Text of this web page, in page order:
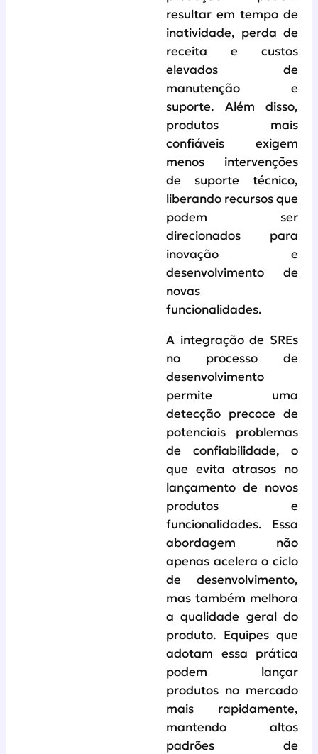
resultar em tempo de
inatividade, perda de
receita e custos
elevados de
manutenção e
suporte. Além disso,
produtos mais
confiáveis exigem
menos intervenções
de suporte técnico,
liberando recursos que
podem ser
direcionados para
inovação e
desenvolvimento de
novas
funcionalidades.
A integração de SREs
no processo de
desenvolvimento
permite uma
detecção precoce de
potenciais problemas
de confiabilidade, o
que evita atrasos no
lançamento de novos
produtos e
funcionalidades. Essa
abordagem não
apenas acelera o ciclo
de desenvolvimento,
mas também melhora
a qualidade geral do
produto. Equipes que
adotam essa prática
podem lançar
produtos no mercado
mais rapidamente,
mantendo altos
padrões de